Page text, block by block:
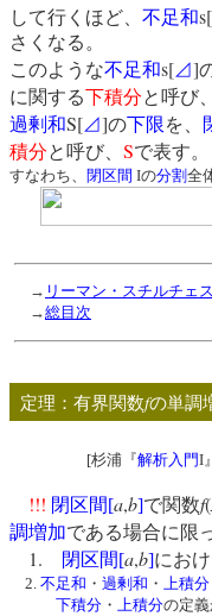
して行くほど、 不足和s[
さくなる。
このような不足和s[⊿]
に関する下積分と呼び、
過剰和S[⊿]の下限を、
積分と呼び、 Sで表す。
すなわち、 閉区間 Iの分割全
→ リーマン・スチルチェ
→総目次
定理：有界関数fの単調
[杉浦『解析入門I
!!! 閉区間[a,b]で関数f(
調増加である場合に限
1.
閉区間[a,b]にお
2. 不足和 ・ 過剰和 ・ 上積分
下積分 ・ 上積分の定義